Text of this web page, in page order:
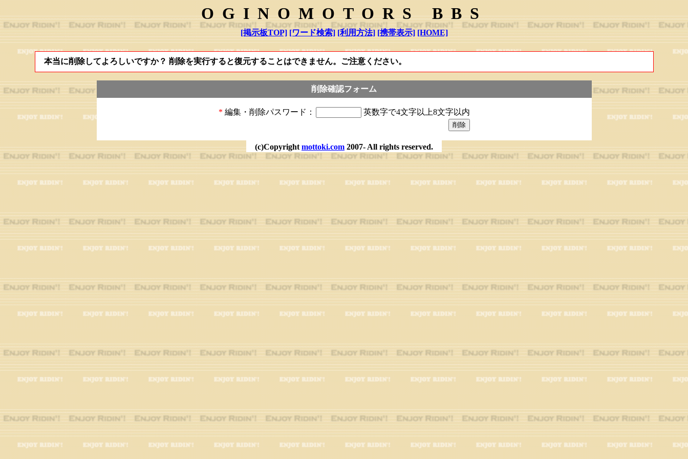
OGINOMOTORS BBS
[掲示板TOP] [ワード検索] [利用方法] [携帯表示] [HOME]
本当に削除してよろしいですか？ 削除を実行すると復元することはできません。ご注意ください。
削除確認フォーム
* 編集・削除パスワード： 英数字で4文字以上8文字以内
(c)Copyright mottoki.com 2007- All rights reserved.